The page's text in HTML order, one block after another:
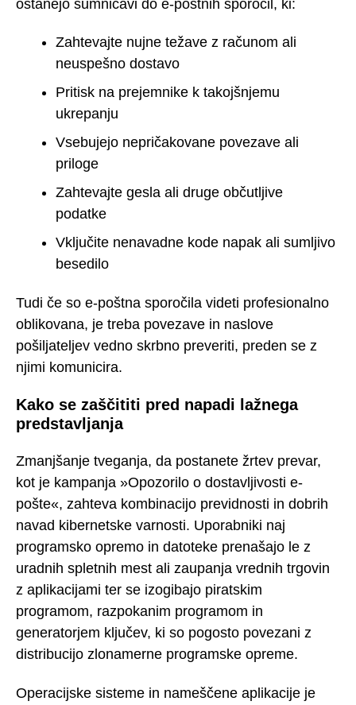
ostanejo sumničavi do e-poštnih sporočil, ki:
Zahtevajte nujne težave z računom ali
neuspešno dostavo
Pritisk na prejemnike k takojšnjemu
ukrepanju
Vsebujejo nepričakovane povezave ali
priloge
Zahtevajte gesla ali druge občutljive
podatke
Vključite nenavadne kode napak ali sumljivo
besedilo
Tudi če so e-poštna sporočila videti profesionalno
oblikovana, je treba povezave in naslove
pošiljateljev vedno skrbno preveriti, preden se z
njimi komunicira.
Kako se zaščititi pred napadi lažnega
predstavljanja
Zmanjšanje tveganja, da postanete žrtev prevar,
kot je kampanja »Opozorilo o dostavljivosti e-
pošte«, zahteva kombinacijo previdnosti in dobrih
navad kibernetske varnosti. Uporabniki naj
programsko opremo in datoteke prenašajo le z
uradnih spletnih mest ali zaupanja vrednih trgovin
z aplikacijami ter se izogibajo piratskim
programom, razpokanim programom in
generatorjem ključev, ki so pogosto povezani z
distribucijo zlonamerne programske opreme.
Operacijske sisteme in nameščene aplikacije je